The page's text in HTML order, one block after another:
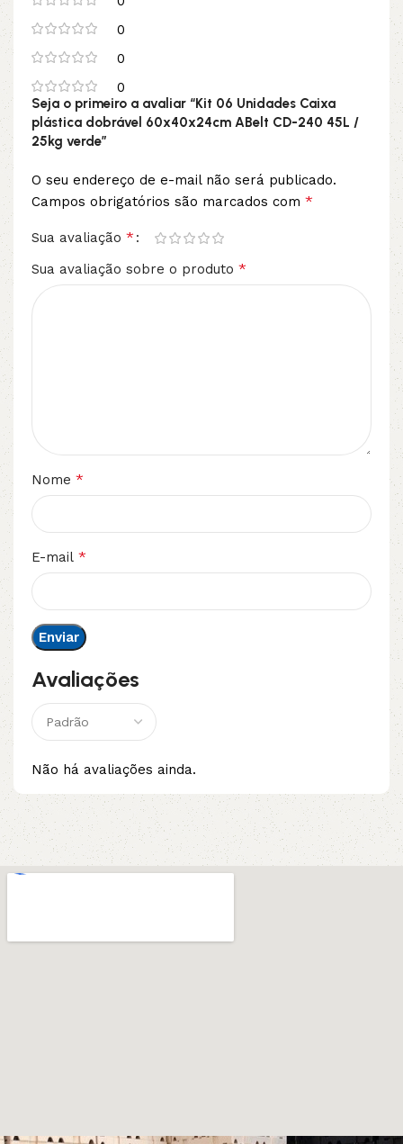
0
0
0
Avaliações
Não há avaliações ainda.
Seja o primeiro a avaliar “Kit 06 Unidades Caixa
plástica dobrável 60x40x24cm ABelt CD-240 45L /
25kg verde”
O seu endereço de e-mail não será publicado.
Campos obrigatórios são marcados com *
Sua avaliação *
Sua avaliação sobre o produto *
Nome *
E-mail *